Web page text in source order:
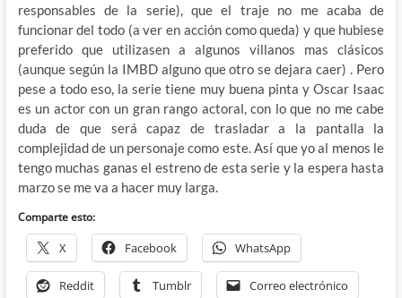
responsables de la serie), que el traje no me acaba de
funcionar del todo (a ver en acción como queda) y que hubiese
preferido que utilizasen a algunos villanos mas clásicos
(aunque según la IMBD alguno que otro se dejara caer) . Pero
pese a todo eso, la serie tiene muy buena pinta y Oscar Isaac
es un actor con un gran rango actoral, con lo que no me cabe
duda de que será capaz de trasladar a la pantalla la
complejidad de un personaje como este. Así que yo al menos le
tengo muchas ganas el estreno de esta serie y la espera hasta
marzo se me va a hacer muy larga.
Comparte esto:
X Facebook WhatsApp
Reddit Tumblr Correo electrónico